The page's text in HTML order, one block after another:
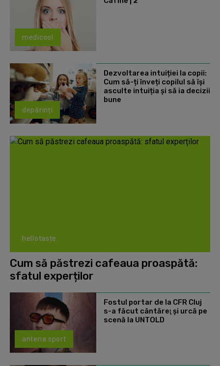
medicool
depărinți
Dezvoltarea intuiției la copii:
Cum să-ți înveți copilul să își
asculte intuiția și să ia decizii
bune
hellotaste
Cum să păstrezi cafeaua proaspătă:
sfatul experților
antena sport
Fostul portar de la CFR Cluj
s-a făcut cântăreţ şi urcă pe
scenă la UNTOLD